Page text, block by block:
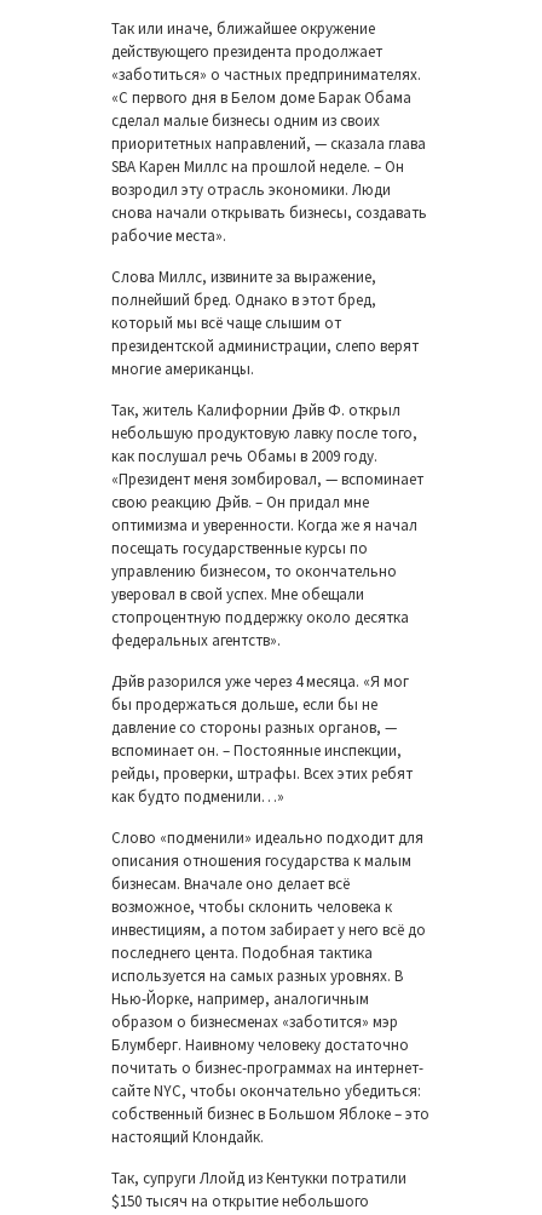
Так или иначе, ближайшее окружение
действующего президента продолжает
«заботиться» о частных предпринимателях.
«С первого дня в Белом доме Барак Обама
сделал малые бизнесы одним из своих
приоритетных направлений, — сказала глава
SBA Карен Миллс на прошлой неделе. – Он
возродил эту отрасль экономики. Люди
снова начали открывать бизнесы, создавать
рабочие места».
Слова Миллс, извините за выражение,
полнейший бред. Однако в этот бред,
который мы всё чаще слышим от
президентской администрации, слепо верят
многие американцы.
Так, житель Калифорнии Дэйв Ф. открыл
небольшую продуктовую лавку после того,
как послушал речь Обамы в 2009 году.
«Президент меня зомбировал, — вспоминает
свою реакцию Дэйв. – Он придал мне
оптимизма и уверенности. Когда же я начал
посещать государственные курсы по
управлению бизнесом, то окончательно
уверовал в свой успех. Мне обещали
стопроцентную поддержку около десятка
федеральных агентств».
Дэйв разорился уже через 4 месяца. «Я мог
бы продержаться дольше, если бы не
давление со стороны разных органов, —
вспоминает он. – Постоянные инспекции,
рейды, проверки, штрафы. Всех этих ребят
как будто подменили…»
Слово «подменили» идеально подходит для
описания отношения государства к малым
бизнесам. Вначале оно делает всё
возможное, чтобы склонить человека к
инвестициям, а потом забирает у него всё до
последнего цента. Подобная тактика
используется на самых разных уровнях. В
Нью-Йорке, например, аналогичным
образом о бизнесменах «заботится» мэр
Блумберг. Наивному человеку достаточно
почитать о бизнес-программах на интернет-
сайте NYC, чтобы окончательно убедиться:
собственный бизнес в Большом Яблоке – это
настоящий Клондайк.
Так, супруги Ллойд из Кентукки потратили
$150 тысяч на открытие небольшого